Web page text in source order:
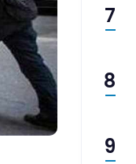
7
8
9